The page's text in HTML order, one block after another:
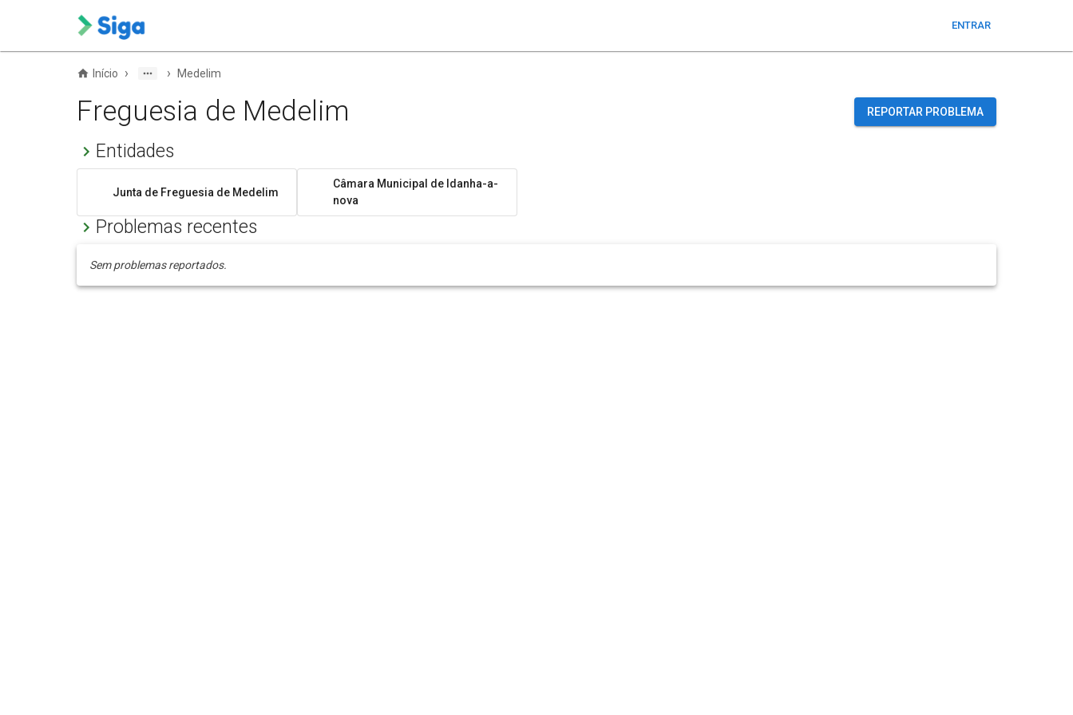
ENTRAR
Início › › Medelim
Freguesia de Medelim REPORTAR PROBLEMA
Entidades
Junta de Freguesia de Medelim
Câmara Municipal de Idanha-a-
nova
Problemas recentes
Sem problemas reportados.